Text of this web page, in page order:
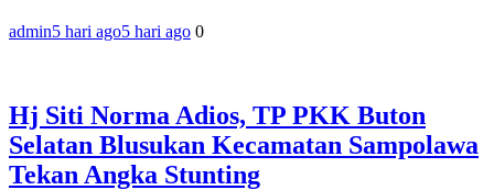
admin5 hari ago5 hari ago 0
Hj Siti Norma Adios, TP PKK Buton
Selatan Blusukan Kecamatan Sampolawa
Tekan Angka Stunting